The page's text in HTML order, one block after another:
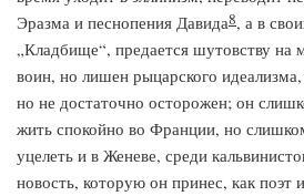
Эразма и песнопения Давида8, а в
„Кладбище“, предается шутовству
воин, но лишен рыцарского
но не достаточно осторожен; он
жить спокойно во Франции, но
уцелеть и в Женеве, среди
новость, которую он принес, как поэт